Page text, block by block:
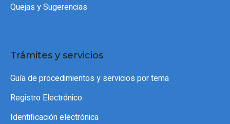
Quejas y Sugerencias
Trámites y servicios
Guía de procedimientos y servicios por tema
Registro Electrónico
Identificación electrónica